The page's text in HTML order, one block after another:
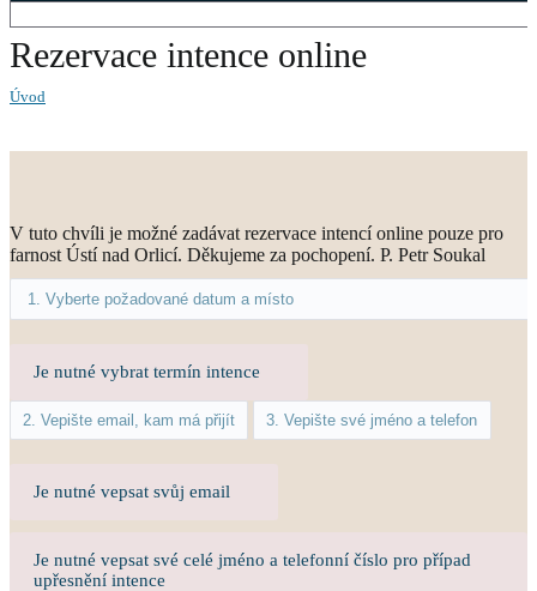
Rezervace intence online
Úvod
V tuto chvíli je možné zadávat rezervace intencí online pouze pro
farnost Ústí nad Orlicí. Děkujeme za pochopení. P. Petr Soukal
Je nutné vybrat termín intence
Je nutné vepsat svůj email
Je nutné vepsat své celé jméno a telefonní číslo pro případ
upřesnění intence